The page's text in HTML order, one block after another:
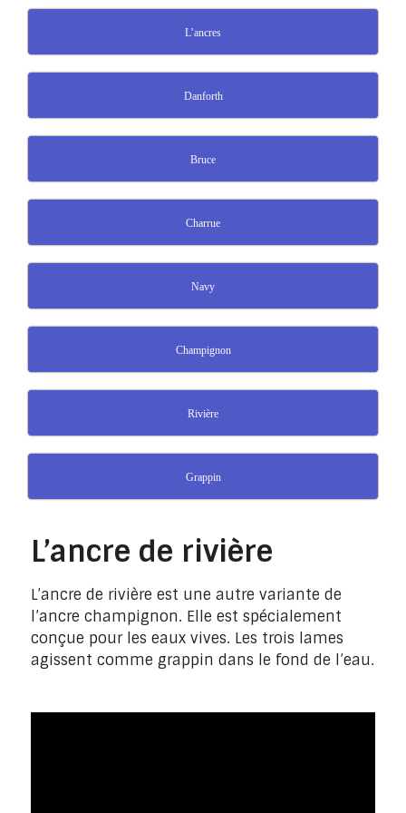
L’ancres
Danforth
Bruce
Charrue
Navy
Champignon
Rivière
Grappin
L’ancre de rivière
L’ancre de rivière est une autre variante de
l’ancre champignon. Elle est spécialement
conçue pour les eaux vives. Les trois lames
agissent comme grappin dans le fond de l’eau.